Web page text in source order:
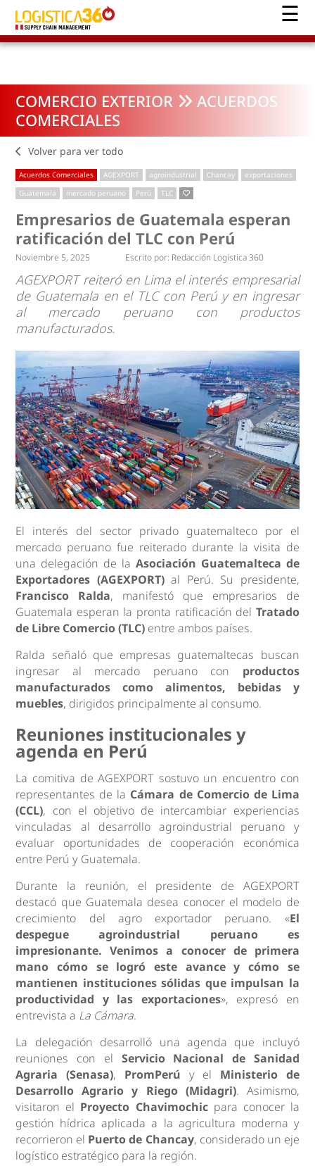
COMERCIO EXTERIOR
ACUERDOS
COMERCIALES
Volver para ver todo
Acuerdos Comerciales AGEXPORT agroindustrial Chancay
exportaciones
Guatemala
mercado peruano Perú TLC
Empresarios de Guatemala esperan
ratificación del TLC con Perú
Noviembre 5, 2025 Escrito por: Redacción Logística 360
AGEXPORT reiteró en Lima el interés empresarial
de Guatemala en el TLC con Perú y en ingresar
al mercado peruano con productos
manufacturados.
El interés del sector privado guatemalteco por el
mercado peruano fue reiterado durante la visita de
una delegación de la Asociación Guatemalteca de
Exportadores (AGEXPORT)al Perú. Su presidente,
Francisco Ralda, manifestó que empresarios de
Guatemala esperan la pronta ratificación del Tratado
de Libre Comercio (TLC) entre ambos países.
Ralda señaló que empresas guatemaltecas buscan
ingresar al mercado peruano con productos
manufacturados como alimentos, bebidas y
muebles, dirigidos principalmente al consumo.
Reuniones institucionales y
agenda en Perú
La comitiva de AGEXPORT sostuvo un encuentro con
representantes de la Cámara de Comercio de Lima
(CCL), con el objetivo de intercambiar experiencias
vinculadas al desarrollo agroindustrial peruano y
evaluar oportunidades de cooperación económica
entre Perú y Guatemala.
Durante la reunión, el presidente de AGEXPORT
destacó que Guatemala desea conocer el modelo de
crecimiento del agro exportador peruano. «El
despegue agroindustrial peruano es
impresionante. Venimos a conocer de primera
mano cómo se logró este avance y cómo se
mantienen instituciones sólidas que impulsan la
productividad y las exportaciones», expresó en
entrevista a La Cámara.
La delegación desarrolló una agenda que incluyó
reuniones con el Servicio Nacional de Sanidad
Agraria (Senasa), PromPerú y el Ministerio de
Desarrollo Agrario y Riego (Midagri). Asimismo,
visitaron el Proyecto Chavimochicpara conocer la
gestión hídrica aplicada a la agricultura moderna y
recorrieron el Puerto de Chancay, considerado un eje
logístico estratégico para la región.